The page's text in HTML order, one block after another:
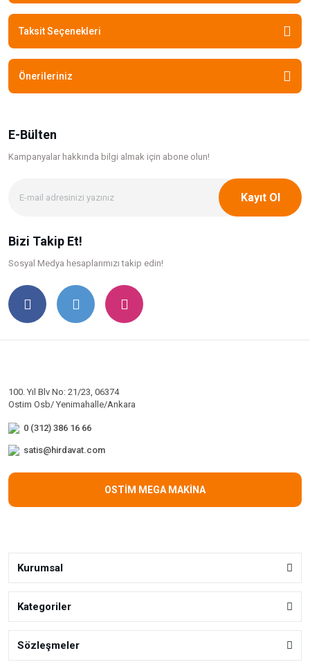
Taksit Seçenekleri
Önerileriniz
E-Bülten
Kampanyalar hakkında bilgi almak için abone olun!
Kayıt Ol
Bizi Takip Et!
Sosyal Medya hesaplarımızı takip edin!
100. Yıl Blv No: 21/23, 06374
Ostim Osb/ Yenimahalle/Ankara
0 (312) 386 16 66
satis@hirdavat.com
OSTİM MEGA MAKİNA
Kurumsal
Kategoriler
Sözleşmeler